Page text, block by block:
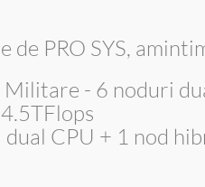
PRO SYS,
- 6 noduri
CPU + 1 nod